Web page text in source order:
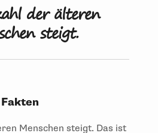
der älteren
steigt.
Menschen steigt. Das ist